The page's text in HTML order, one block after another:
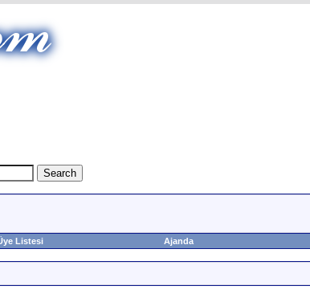
Listesi Ajanda